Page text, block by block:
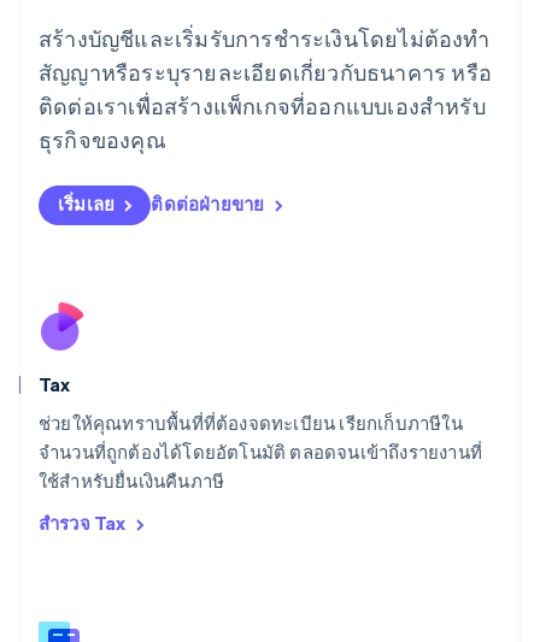
สร้างบัญชีและเริ่มรับการชำระเงินโดยไม่ต้องทำ
สัญญาหรือระบุรายละเอียดเกี่ยวกับธนาคาร หรือ
ติดต่อเราเพื่อสร้างแพ็กเกจที่ออกแบบเองสำหรับ
ธุรกิจของคุณ
เริ่มเลย ติดต่อฝ่ายขาย
Tax
ช่วยให้คุณทราบพื้นที่ที่ต้องจดทะเบียน เรียกเก็บภาษีใน
จำนวนที่ถูกต้องได้โดยอัตโนมัติ ตลอดจนเข้าถึงรายงานที่
ใช้สำหรับยื่นเงินคืนภาษี
สำรวจ Tax
โรมาเนีย
English
ลักเซมเบิร์ก
FrançaisDeutschEnglish
ลัตเวีย
English
Deutsch English
ลิทัวเนีย
สโลวาเกีย
English
สวิตเซอร์แลนด์
Deutsch FrançaisItaliano English
สวีเดน
SvenskaEnglish
สหรัฐอเมริกา
EnglishEspañol